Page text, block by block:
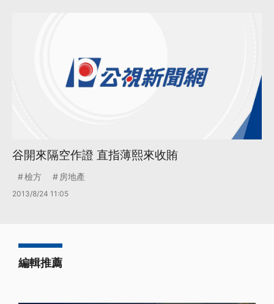
谷開來隔空作證 直指薄熙來收賄
檢方 房地產
2013/8/24 11:05
編輯推薦